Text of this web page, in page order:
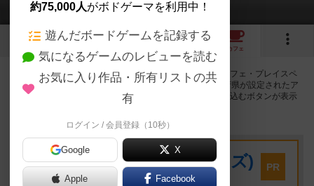
4 5
カフェ
ザ・ラスト・ブレイブで遊ぶことができるボードゲームカフェ・プレイスペ
ースが30店登録されています。公開プロフィールの都道府県が設定されたア
カウントでログインすると、同じ都道府県内の店舗に絞り込むボタンが表示
プレイスペース
キウイ！(旧:キウイゲームズ)
大阪府大阪市中央区森ノ宮中央2-8-2 永田中央ビル2階
PR
約75,000人がボドゲーマを利用中！
遊んだボードゲームを記録する
気になるゲームのレビューを読む
お気に入り作品・所有リストの共
有
ログイン / 会員登録（10秒）
Google X
Apple Facebook